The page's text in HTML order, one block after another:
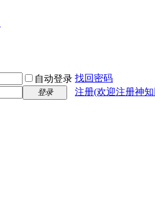
自动登录 找回密码
登录 注册(欢迎注册神